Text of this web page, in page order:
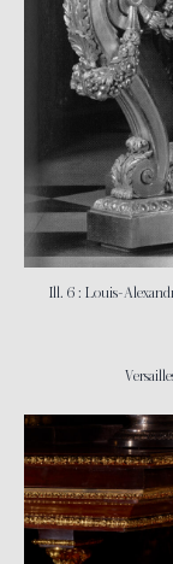
Ill. 6 : Louis-